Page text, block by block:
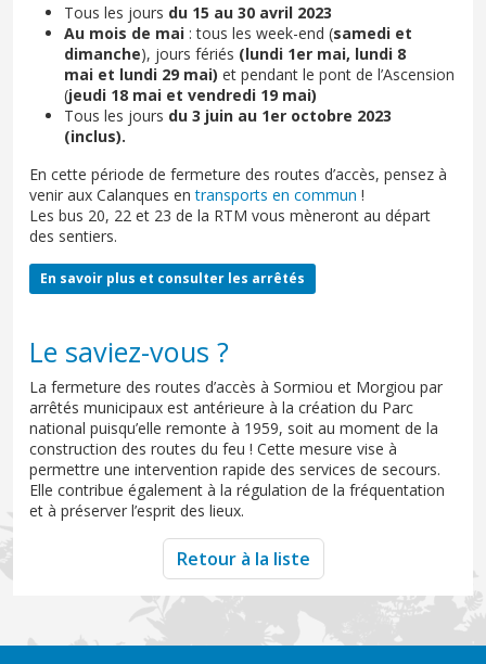
Tous les jours du 15 au 30 avril 2023
Au mois de mai : tous les week-end (samedi et
dimanche), jours fériés (lundi 1er mai, lundi 8
mai et lundi 29 mai) et pendant le pont de l’Ascension
(jeudi 18 mai et vendredi 19 mai)
Tous les jours du 3 juin au 1er octobre 2023
(inclus).
En cette période de fermeture des routes d’accès, pensez à
venir aux Calanques entransports en commun !
Les bus 20, 22 et 23 de la RTM vous mèneront au départ
des sentiers.
En savoir plus et consulter les arrêtés
Le saviez-vous ?
La fermeture des routes d’accès à Sormiou et Morgiou par
arrêtés municipaux est antérieure à la création du Parc
national puisqu’elle remonte à 1959, soit au moment de la
construction des routes du feu ! Cette mesure vise à
permettre une intervention rapide des services de secours.
Elle contribue également à la régulation de la fréquentation
et à préserver l’esprit des lieux.
Retour à la liste